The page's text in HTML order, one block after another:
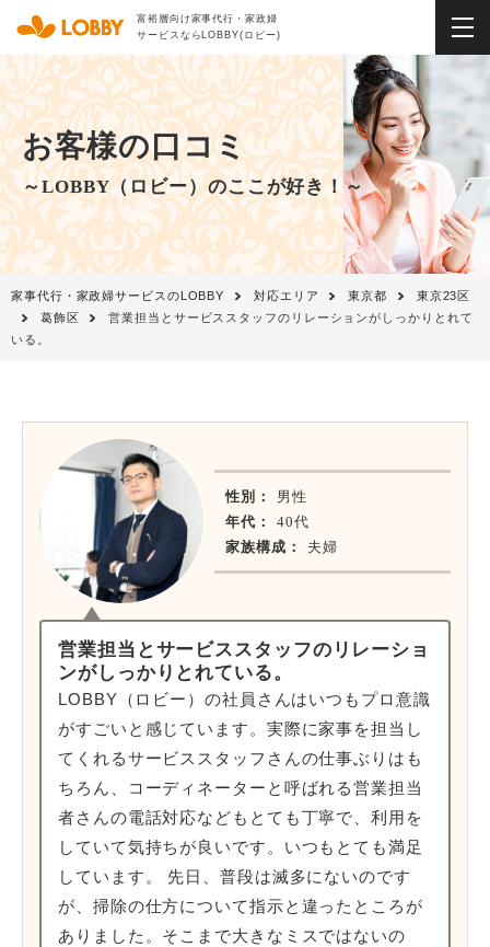
富裕層向け家事代行・家政婦
サービスならLOBBY(ロビー)
お客様の口コミ
～LOBBY（ロビー）のここが好き！～
家事代行・家政婦サービスのLOBBY 対応エリア 東京都
東京23区
葛飾区
営業担当とサービススタッフのリレーションがしっかりとれて
いる。
性別：
男性
年代：
40代
家族構成：
夫婦
営業担当とサービススタッフのリレーショ
ンがしっかりとれている。
LOBBY（ロビー）の社員さんはいつもプロ意識
がすごいと感じています。実際に家事を担当し
てくれるサービススタッフさんの仕事ぶりはも
ちろん、コーディネーターと呼ばれる営業担当
者さんの電話対応などもとても丁寧で、利用を
していて気持ちが良いです。いつもとても満足
しています。 先日、普段は滅多にないのです
が、掃除の仕方について指示と違ったところが
ありました。そこまで大きなミスではないの